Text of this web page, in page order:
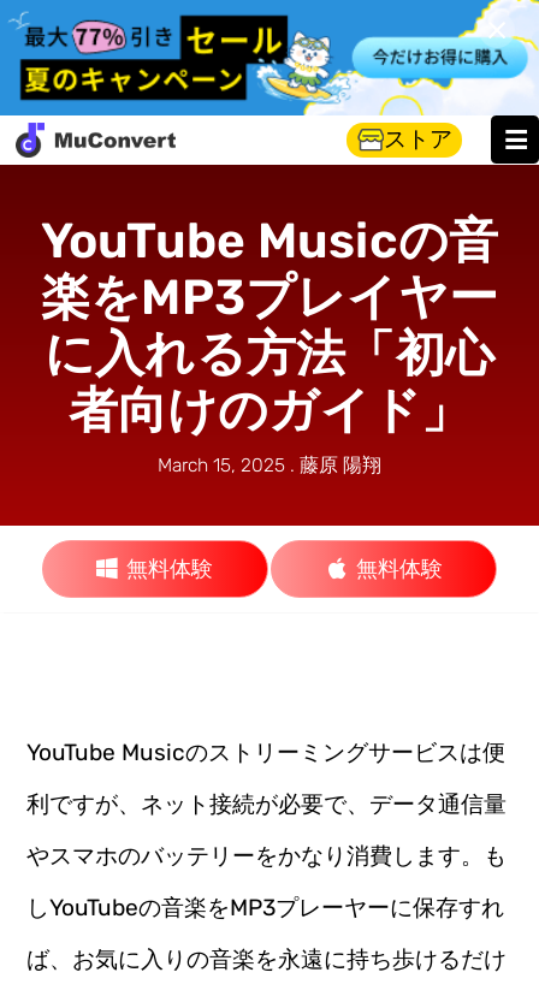
ストア
YouTube Musicの音
楽をMP3プレイヤー
に入れる方法「初心
者向けのガイド」
March 15, 2025 . 藤原 陽翔
無料体験 無料体験
YouTube Musicのストリーミングサービスは便
利ですが、ネット接続が必要で、データ通信量
やスマホのバッテリーをかなり消費します。も
しYouTubeの音楽をMP3プレーヤーに保存すれ
ば、お気に入りの音楽を永遠に持ち歩けるだけ